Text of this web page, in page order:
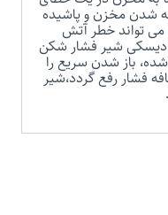
شدن مخزن و پاشیده
تواند خطر آتش
دیسکی شیر فشار شکن
باز شدن سریع را
فشار رفع گردد،شیر